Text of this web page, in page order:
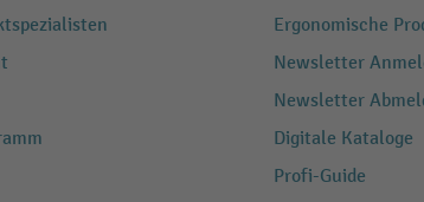
Ergonomische
Newsletter
Newsletter
Digitale Kataloge
Profi-Guide